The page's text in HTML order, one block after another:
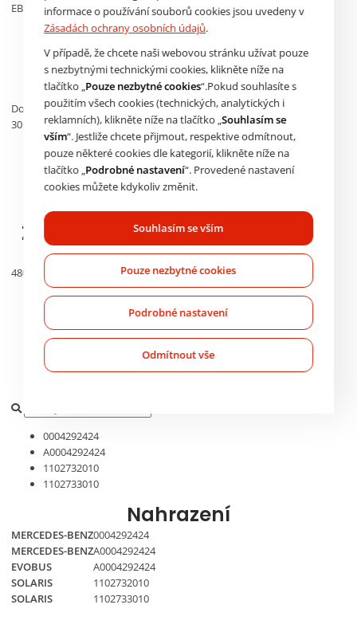
EBS Axle Modulator 2-Channel - Gen1
O produktu
OE čísla
Nahrazení
Alternativy produktu
Dostupnost na poptání
30 375 Kč36 754Kčs DPH
Základní informace o produktu
Objednací kód
4801030610
Výrobce
0004292424
A0004292424
1102732010
1102733010
Nahrazení
MERCEDES-BENZ0004292424
MERCEDES-BENZA0004292424
EVOBUS
A0004292424
SOLARIS
1102732010
SOLARIS
1102733010
informace o používání souborů cookies jsou uvedeny v
Zásadách ochrany osobních údajů.
V případě, že chcete naši webovou stránku užívat pouze
s nezbytnými technickými cookies, klikněte níže na
tlačítko „Pouze nezbytné cookies“.Pokud souhlasíte s
použitím všech cookies (technických, analytických i
reklamních), klikněte níže na tlačítko „Souhlasím se
vším“. Jestliže chcete přijmout, respektive odmítnout,
pouze některé cookies dle kategorií, klikněte níže na
tlačítko „Podrobné nastavení“. Provedené nastavení
cookies můžete kdykoliv změnit.
Souhlasím se vším
Pouze nezbytné cookies
Podrobné nastavení
Odmítnout vše